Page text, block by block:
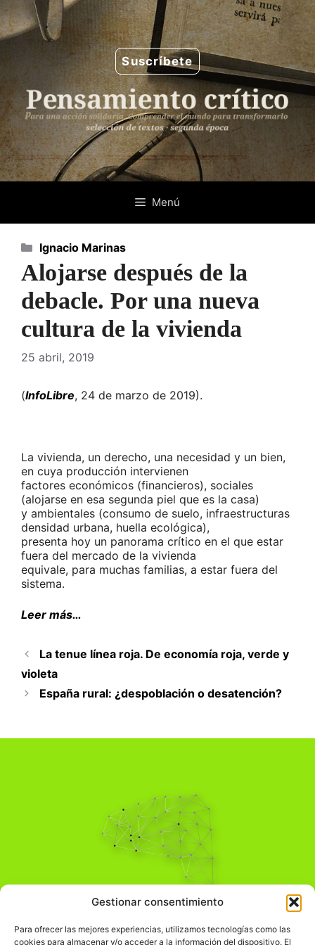
Gestionar consentimiento
Para ofrecer las mejores experiencias, utilizamos tecnologías como las
cookies para almacenar y/o acceder a la información del dispositivo. El
Saltar
al
contenido
Suscríbete
Menú
Alojarse después de la
debacle. Por una nueva
cultura de la vivienda
25 abril, 2019
(InfoLibre, 24 de marzo de 2019).
La vivienda, un derecho, una necesidad y un bien,
en cuya producción intervienen
factores económicos (financieros), sociales
(alojarse en esa segunda piel que es la casa)
y ambientales (consumo de suelo, infraestructuras
densidad urbana, huella ecológica),
presenta hoy un panorama crítico en el que estar
fuera del mercado de la vivienda
equivale, para muchas familias, a estar fuera del
sistema.
Leer más…
Categorías
Ignacio Marinas
La tenue línea roja. De economía roja, verde y
violeta
España rural: ¿despoblación o desatención?
Pensamiento Crítico
Comprender el mundo para transformarlo.